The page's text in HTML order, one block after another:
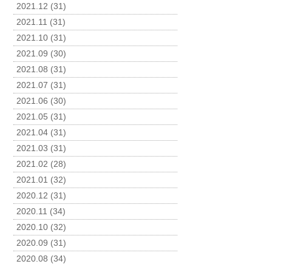
2021.12 (31)
2021.11 (31)
2021.10 (31)
2021.09 (30)
2021.08 (31)
2021.07 (31)
2021.06 (30)
2021.05 (31)
2021.04 (31)
2021.03 (31)
2021.02 (28)
2021.01 (32)
2020.12 (31)
2020.11 (34)
2020.10 (32)
2020.09 (31)
2020.08 (34)